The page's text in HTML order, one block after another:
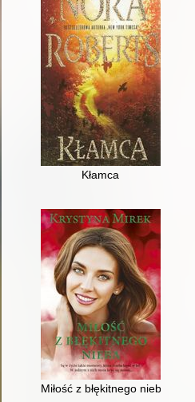
Kłamca
Miłość z błękitnego nieba